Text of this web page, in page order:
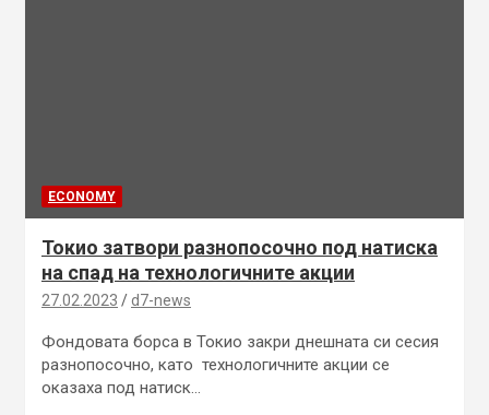
ECONOMY
Токио затвори разнопосочно под натиска
на спад на технологичните акции
27.02.2023 d7-news
Фондовата борса в Токио закри днешната си сесия
разнопосочно, като технологичните акции се
оказаха под натиск…